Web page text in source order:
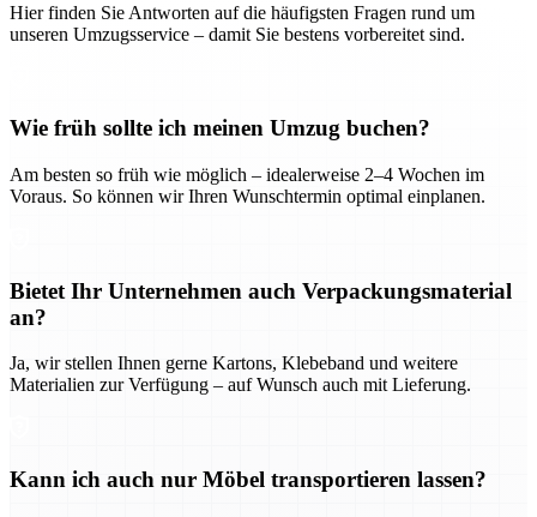
Hier finden Sie Antworten auf die häufigsten Fragen rund um
unseren Umzugsservice – damit Sie bestens vorbereitet sind.
Wie früh sollte ich meinen Umzug buchen?
Am besten so früh wie möglich – idealerweise 2–4 Wochen im
Voraus. So können wir Ihren Wunschtermin optimal einplanen.
Bietet Ihr Unternehmen auch Verpackungsmaterial
an?
Ja, wir stellen Ihnen gerne Kartons, Klebeband und weitere
Materialien zur Verfügung – auf Wunsch auch mit Lieferung.
Kann ich auch nur Möbel transportieren lassen?